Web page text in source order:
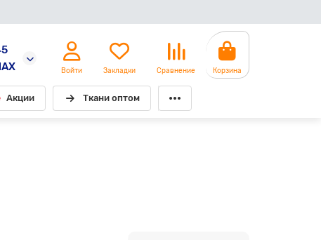
Войти Закладки Сравнение Корзина
Акции Ткани оптом